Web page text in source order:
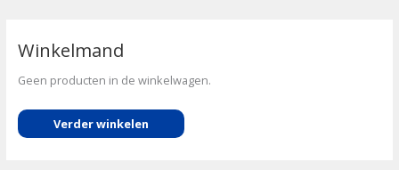
Winkelmand
Geen producten in de winkelwagen.
Verder winkelen